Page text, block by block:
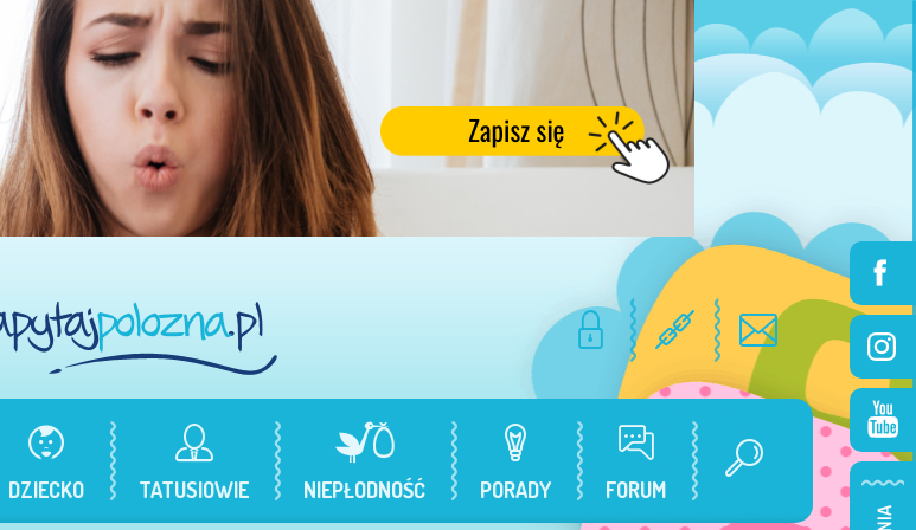
DZIECKO TATUSIOWIE NIEPŁODNOŚĆ PORADY FORUM